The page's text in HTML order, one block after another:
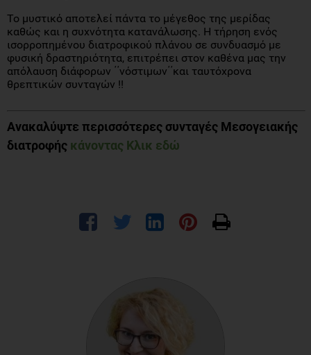
Το μυστικό αποτελεί πάντα το μέγεθος της μερίδας
καθώς και η συχνότητα κατανάλωσης. Η τήρηση ενός
ισορροπημένου διατροφικού πλάνου σε συνδυασμό με
φυσική δραστηριότητα, επιτρέπει στον καθένα μας την
απόλαυση διάφορων ΄΄νόστιμων΄΄και ταυτόχρονα
θρεπτικών συνταγών !!
Ανακαλύψτε περισσότερες συνταγές Μεσογειακής
διατροφής κάνοντας Κλικ εδώ